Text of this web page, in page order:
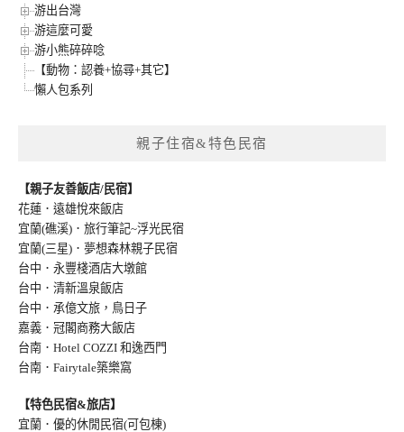
游出台灣
游這麼可愛
游小熊碎碎唸
【動物：認養+協尋+其它】
懶人包系列
親子住宿&特色民宿
【親子友善飯店/民宿】
花蓮．遠雄悅來飯店
宜蘭(礁溪)．旅行筆記~浮光民宿
宜蘭(三星)．夢想森林親子民宿
台中．永豐棧酒店大墩館
台中．清新溫泉飯店
台中．承億文旅，鳥日子
嘉義．冠閣商務大飯店
台南．Hotel COZZI 和逸西門
台南．Fairytale築樂窩
【特色民宿&旅店】
宜蘭．優的休閒民宿(可包棟)